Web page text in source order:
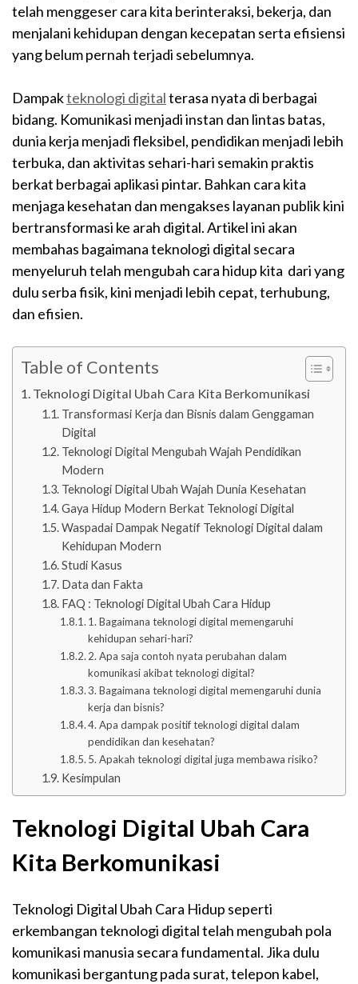
telah menggeser cara kita berinteraksi, bekerja, dan
menjalani kehidupan dengan kecepatan serta efisiensi
yang belum pernah terjadi sebelumnya.
Dampakteknologi digitalterasa nyata di berbagai
bidang. Komunikasi menjadi instan dan lintas batas,
dunia kerja menjadi fleksibel, pendidikan menjadi lebih
terbuka, dan aktivitas sehari-hari semakin praktis
berkat berbagai aplikasi pintar. Bahkan cara kita
menjaga kesehatan dan mengakses layanan publik kini
bertransformasi ke arah digital. Artikel ini akan
membahas bagaimana teknologi digital secara
menyeluruh telah mengubah cara hidup kita dari yang
dulu serba fisik, kini menjadi lebih cepat, terhubung,
dan efisien.
Table of Contents
Teknologi Digital Ubah Cara Kita Berkomunikasi
Transformasi Kerja dan Bisnis dalam Genggaman
Digital
Teknologi Digital Mengubah Wajah Pendidikan
Modern
Teknologi Digital Ubah Wajah Dunia Kesehatan
Gaya Hidup Modern Berkat Teknologi Digital
Waspadai Dampak Negatif Teknologi Digital dalam
Kehidupan Modern
Studi Kasus
Data dan Fakta
FAQ : Teknologi Digital Ubah Cara Hidup
1. Bagaimana teknologi digital memengaruhi
kehidupan sehari-hari?
2. Apa saja contoh nyata perubahan dalam
komunikasi akibat teknologi digital?
3. Bagaimana teknologi digital memengaruhi dunia
kerja dan bisnis?
4. Apa dampak positif teknologi digital dalam
pendidikan dan kesehatan?
5. Apakah teknologi digital juga membawa risiko?
Kesimpulan
Teknologi Digital Ubah Cara
Kita Berkomunikasi
Teknologi Digital Ubah Cara Hidup seperti
erkembangan teknologi digital telah mengubah pola
komunikasi manusia secara fundamental. Jika dulu
komunikasi bergantung pada surat, telepon kabel,